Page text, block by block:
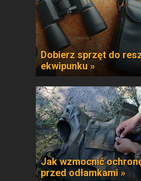
Dobierz sprzęt do
ekwipunku »
Jak wzmocnić
przed odłamkami »